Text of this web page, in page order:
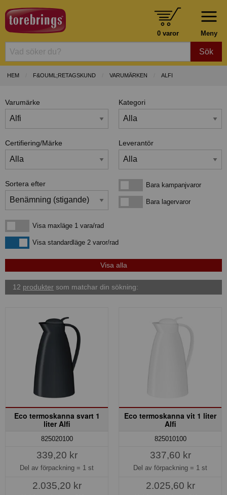
Meny
0 varor
Sök
HEM F&OUML;RETAGSKUND VARUMÄRKEN ALFI
Varumärke Kategori
Certifiering/Märke Leverantör
Sortera efter Bara kampanjvarorBara kampanjvaror
Bara lagervarorBara lagervaror
Visa maxläge 1 vara/rad
Visa maxläge 1 vara/rad
Visa standardlägeVisa standardläge 2 varor/rad
12 produkter som matchar din sökning:
Eco termoskanna svart 1
liter Alfi
825020100
339,20 kr
Del av förpackning = 1 st
2.035,20 kr
Eco termoskanna vit 1 liter
Alfi
825010100
337,60 kr
Del av förpackning = 1 st
2.025,60 kr